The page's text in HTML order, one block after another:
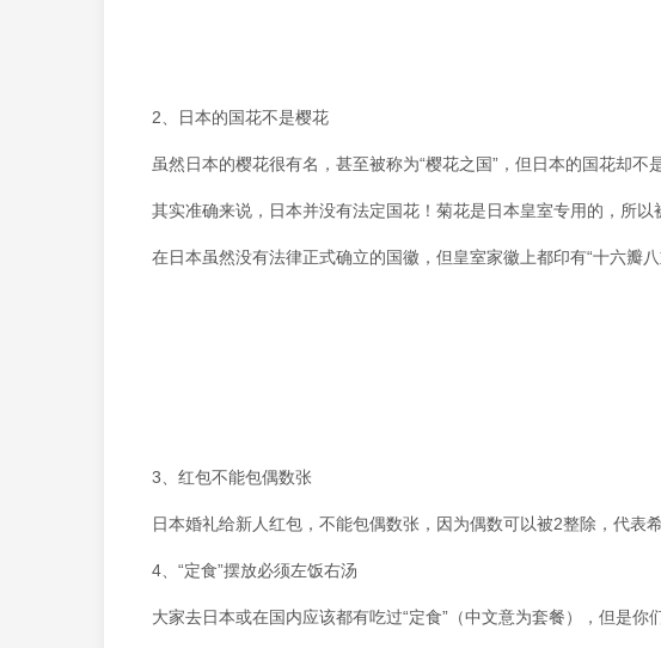
2、日本的国花不是樱花
虽然日本的樱花很有名，甚至被称为“樱花之国”，但日本的国花却不
其实准确来说，日本并没有法定国花！菊花是日本皇室专用的，所
在日本虽然没有法律正式确立的国徽，但皇室家徽上都印有“十六瓣
3、红包不能包偶数张
日本婚礼给新人红包，不能包偶数张，因为偶数可以被2整除，代表
4、“定食”摆放必须左饭右汤
大家去日本或在国内应该都有吃过“定食”（中文意为套餐），但是